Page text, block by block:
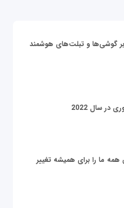
بر گوشی‌ها و تبلت‌های هوشمند
ما را برای همیشه تغییر